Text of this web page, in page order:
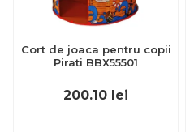
Cort de joaca pentru copii
Pirati BBX55501
200.10 lei